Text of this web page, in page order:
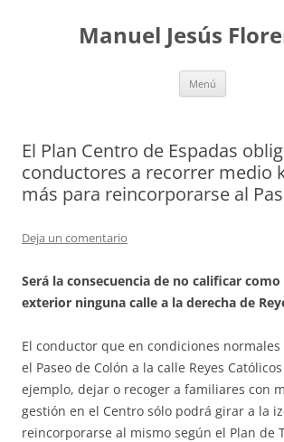
contenidoManuel Jesús
Menú
El Plan Centro de Espadas
conductores a recorrer medio
más para reincorporarse al
Deja un comentario
Será la consecuencia de no calificar
exterior ninguna calle a la derecha de
El conductor que en condiciones
el Paseo de Colón a la calle Reyes
ejemplo, dejar o recoger a familiares con
gestión en el Centro sólo podrá girar a la
reincorporarse al mismo según el Plan de